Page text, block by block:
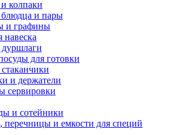
колпаки
и пары
и графины
навеска
для готовки
и держатели
сервировки
и сотейники
перечницы и емкости для специй